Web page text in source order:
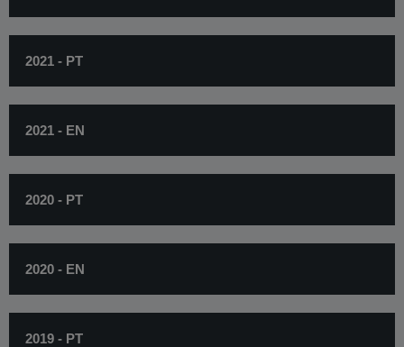
2021 - PT
2021 - EN
2020 - PT
2020 - EN
2019 - PT